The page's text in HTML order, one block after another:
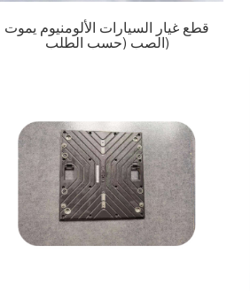
قطع غيار السيارات الألومنيوم يموت
الصب (حسب الطلب)